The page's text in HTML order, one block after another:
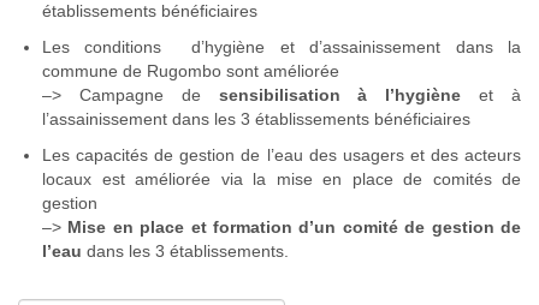
établissements bénéficiaires
Les conditions d’hygiène et d’assainissement dans la
commune de Rugombo sont améliorée
–> Campagne de sensibilisation à l’hygiène et à
l’assainissement dans les 3 établissements bénéficiaires
Les capacités de gestion de l’eau des usagers et des acteurs
locaux est améliorée via la mise en place de comités de
gestion
–> Mise en place et formation d’un comité de gestion de
l’eau dans les 3 établissements.